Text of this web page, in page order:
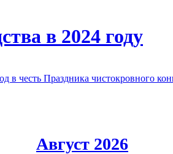
в 2024 году
Праздника чистокровного
Август 2026